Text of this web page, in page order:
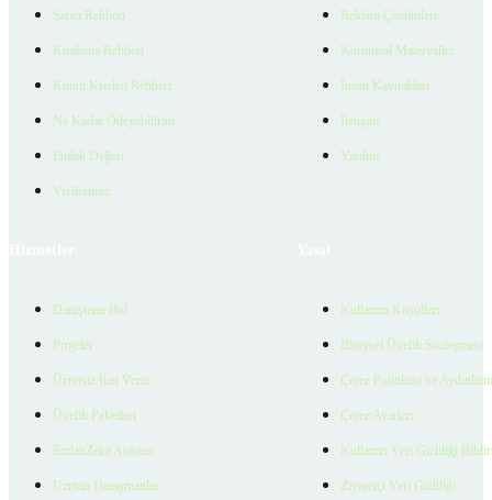
Satıcı Rehberi
Kiralama Rehberi
Konut Kredisi Rehberi
Ne Kadar Ödeyebilirim
Emlak Değeri
Verilerimiz
Reklam Çözümleri
Kurumsal Materyaller
İnsan Kaynakları
İletişim
Yardım
Danışman Bul
Projeler
Ücretsiz İlan Verin
Üyelik Paketleri
EmlakZeka Asistan
Uzman Danışmanlar
Kullanım Koşulları
Bireysel Üyelik Sözleşmesi
Çerez Politikası ve
Çerez Ayarları
Kullanıcı Veri Gizliliği
Ziyaretçi Veri Gizliliği